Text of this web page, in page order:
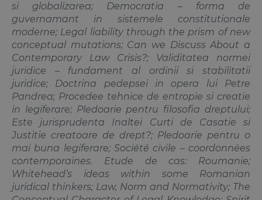
si globalizarea; Democratia – forma de
guvernamant in sistemele constitu­tionale
moderne; Legal liability through the prism of new
conceptual mutations; Can we Discuss About a
Contemporary Law Crisis?; Validitatea normei
juridice – fun­dament al ordinii si stabilitatii
juridice; Doctrina pedepsei in opera lui Petre
Pandrea; Procedee tehnice de entropie si creatie
in legiferare; Pledoarie pentru filosofia dreptului;
Este jurisprudenta Inaltei Curti de Casatie si
Justitie creatoare de drept?; Pledoarie pentru o
mai buna legiferare; Société civile – coordonnées
contemporaines. Etude de cas: Roumanie;
Whitehead’s ideas within some Romanian
juridical thinkers; Law, Norm and Norma­tivity; The